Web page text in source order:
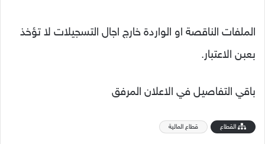
الملفات الناقصة او الواردة خارج اجال التسجيلات لا تؤخذ
بعبن الاعتبار.
باقي التفاصيل في الاعلان المرفق
القطاع قطاع المالية